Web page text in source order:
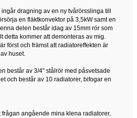
ingår dragning av en ny tvårörsslinga till
en fläktkonvektor på 3,5kW samt en
delen består idag av 15mm rör som
detta kommer att demonteras av mig.
först och främst att radiatoreffekten är
huset.
består av 3/4" stålrör med påsvetsade
och består av 10 radiatorer, bifogar en
angående mina klena radiatorer,